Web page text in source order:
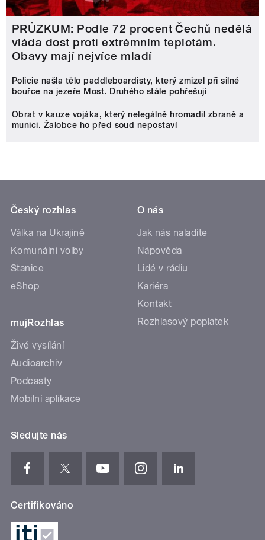
PRŮZKUM: Podle 72 procent Čechů nedělá
vláda dost proti extrémním teplotám.
Obavy mají nejvíce mladí
Policie našla tělo paddleboardisty, který zmizel při silné
bouřce na jezeře Most. Druhého stále pohřešují
Obrat v kauze vojáka, který nelegálně hromadil zbraně a
munici. Žalobce ho před soud nepostaví
Český rozhlas
Válka na Ukrajině
Komunální volby
Stanice
eShop
mujRozhlas
Živé vysílání
Audioarchiv
Podcasty
Mobilní aplikace
O nás
Jak nás naladíte
Nápověda
Lidé v rádiu
Kariéra
Kontakt
Rozhlasový poplatek
Sledujte nás
Certifikováno